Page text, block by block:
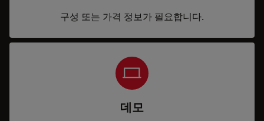
구성 또는 가격 정보가 필요합니다.
데모